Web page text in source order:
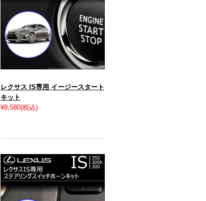
レクサス IS専用 イージースタート
キット
¥8,580(税込)